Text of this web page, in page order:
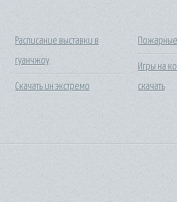
Расписание выставки в
гуанчжоу
Скачать ин экстремо
Пожарные
Игры на
скачать